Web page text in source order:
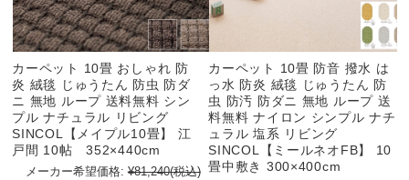
カーペット 10畳 おしゃれ 防
炎 絨毯 じゅうたん 防虫 防ダ
ニ 無地 ループ 送料無料 シン
プル ナチュラル リビング
SINCOL【メイプル10畳】 江
戸間 10帖 352×440cm
メーカー希望価格: ¥81,240(税込)
カーペット 10畳 防音 撥水 は
っ水 防炎 絨毯 じゅうたん 防
虫 防汚 防ダニ 無地 ループ 送
料無料 ナイロン シンプル ナチ
ュラル 塩系 リビング
SINCOL【ミールネオFB】 10
畳中敷き 300×400cm